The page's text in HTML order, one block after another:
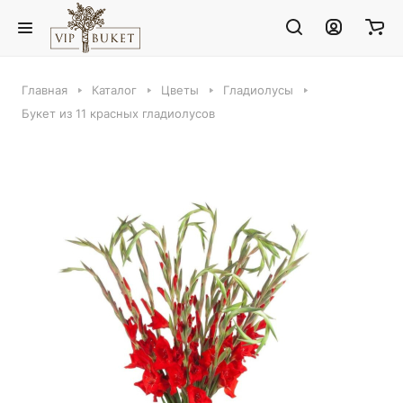
Главная Каталог Цветы
Гладиолусы
Букет из 11 красных гладиолусов